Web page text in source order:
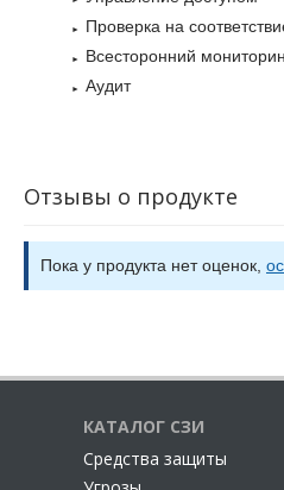
Проверка на
Всесторонний
Аудит
Отзывы о продукте
Пока у продукта нет оценок,
КАТАЛОГ СЗИ
Cредства защиты